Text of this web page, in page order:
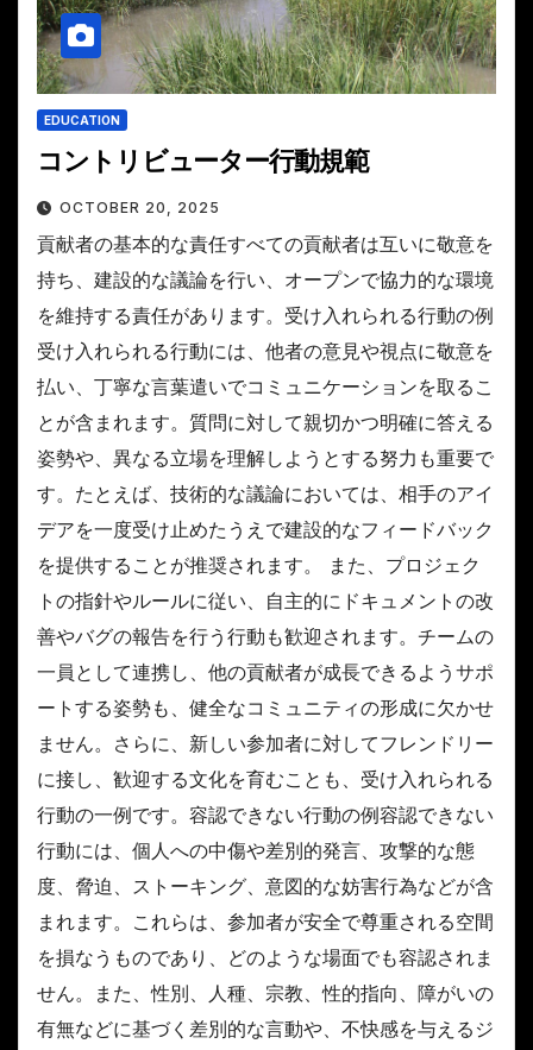
EDUCATION
コントリビューター行動規範
OCTOBER 20, 2025
貢献者の基本的な責任すべての貢献者は互いに敬意を
持ち、建設的な議論を行い、オープンで協力的な環境
を維持する責任があります。受け入れられる行動の例
受け入れられる行動には、他者の意見や視点に敬意を
払い、丁寧な言葉遣いでコミュニケーションを取るこ
とが含まれます。質問に対して親切かつ明確に答える
姿勢や、異なる立場を理解しようとする努力も重要で
す。たとえば、技術的な議論においては、相手のアイ
デアを一度受け止めたうえで建設的なフィードバック
を提供することが推奨されます。 また、プロジェク
トの指針やルールに従い、自主的にドキュメントの改
善やバグの報告を行う行動も歓迎されます。チームの
一員として連携し、他の貢献者が成長できるようサポ
ートする姿勢も、健全なコミュニティの形成に欠かせ
ません。さらに、新しい参加者に対してフレンドリー
に接し、歓迎する文化を育むことも、受け入れられる
行動の一例です。容認できない行動の例容認できない
行動には、個人への中傷や差別的発言、攻撃的な態
度、脅迫、ストーキング、意図的な妨害行為などが含
まれます。これらは、参加者が安全で尊重される空間
を損なうものであり、どのような場面でも容認されま
せん。また、性別、人種、宗教、性的指向、障がいの
有無などに基づく差別的な言動や、不快感を与えるジ